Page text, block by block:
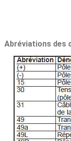
Abréviations des